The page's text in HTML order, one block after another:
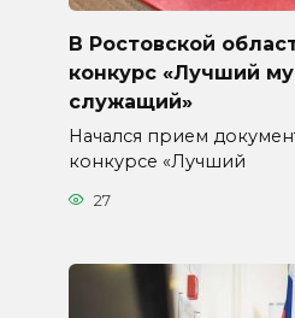
В Ростовской
конкурс «Лучший
служащий»
Начался прием
конкурсе «Лучший
27